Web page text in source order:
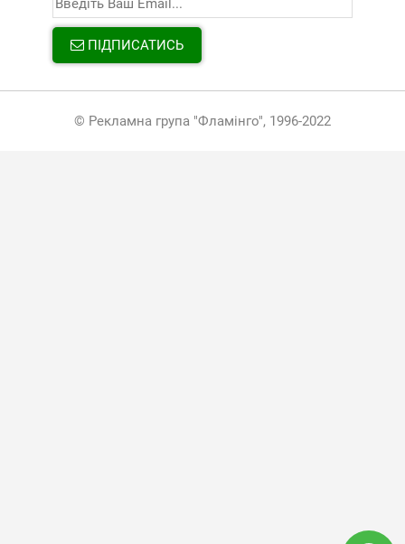
ПІДПИСАТИСЬ
© Рекламна група "Фламінго", 1996-2022